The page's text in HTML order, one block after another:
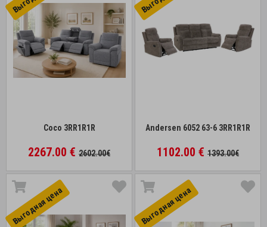
Coco 3RR1R1R
2267.00 € 2602.00€
Andersen 6052 63-6 3RR1R1R
1102.00 € 1393.00€
Выгоднaя цена Выгоднaя цена